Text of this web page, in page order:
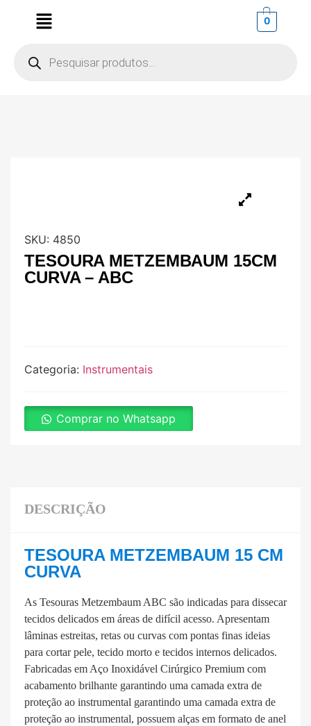
0
SKU: 4850
TESOURA METZEMBAUM 15CM
CURVA – ABC
Categoria: Instrumentais
Comprar no Whatsapp
DESCRIÇÃO
TESOURA METZEMBAUM 15 CM
CURVA
As Tesouras Metzembaum ABC são indicadas para dissecar
tecidos delicados em áreas de difícil acesso. Apresentam
lâminas estreitas, retas ou curvas com pontas finas ideias
para cortar pele, tecido morto e tecidos internos delicados.
Fabricadas em Aço Inoxidável Cirúrgico Premium com
acabamento brilhante garantindo uma camada extra de
proteção ao instrumental garantindo uma camada extra de
proteção ao instrumental, possuem alças em formato de anel